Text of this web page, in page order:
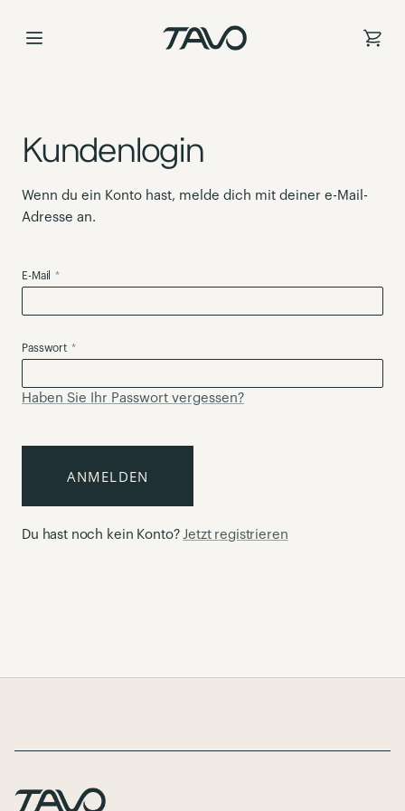
Inhalt
Kundenlogin
Wenn du ein Konto hast, melde dich mit deiner e-Mail-
Adresse an.
E-Mail
Passwort
Haben Sie Ihr Passwort vergessen?
ANMELDEN
Du hast noch kein Konto?Jetzt registrieren